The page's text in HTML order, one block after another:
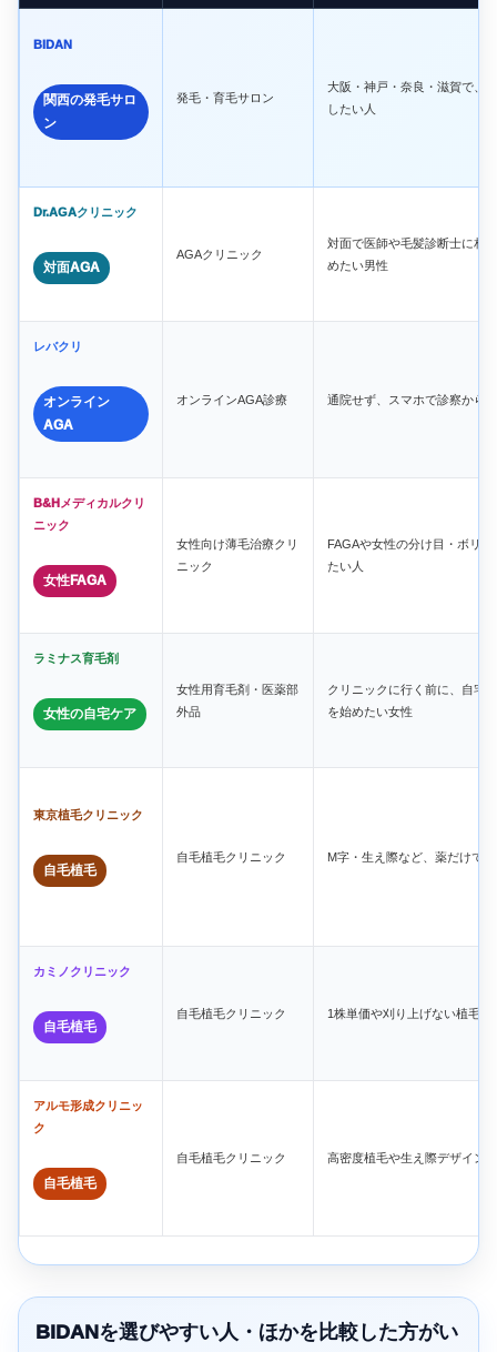
BIDAN
関西の発毛サロ
ン
発毛・育毛サロン
大阪・神戸・奈良・滋賀で、
したい人
Dr.AGAクリニック
対面AGA
AGAクリニック
対面で医師や毛髪診断士に相
めたい男性
レバクリ
オンライン
AGA
オンラインAGA診療 通院せず、スマホで診察から
B&Hメディカルクリ
ニック
女性FAGA
女性向け薄毛治療クリ
ニック
FAGAや女性の分け目・ボリ
たい人
ラミナス育毛剤
女性の自宅ケア
女性用育毛剤・医薬部
外品
クリニックに行く前に、自宅
を始めたい女性
東京植毛クリニック
自毛植毛
自毛植毛クリニック M字・生え際など、薬だけで
カミノクリニック
自毛植毛
自毛植毛クリニック 1株単価や刈り上げない植毛を
アルモ形成クリニッ
ク
自毛植毛
自毛植毛クリニック 高密度植毛や生え際デザイン
BIDANを選びやすい人・ほかを比較した方がい